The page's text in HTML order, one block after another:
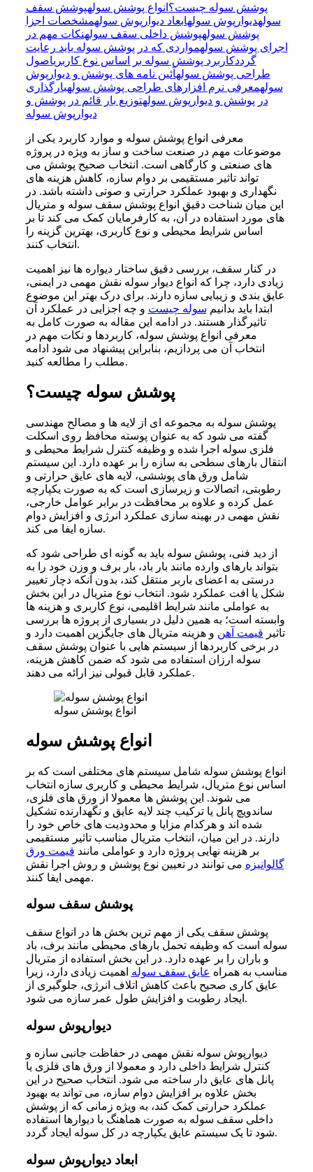
پوشش سوله چیست؟ انواع پوشش سولهپوشش سقف
سولهدیوارپوش سولهابعاد دیوارپوش سولهمشخصات اجزا
پوشش سولهپوشش داخلی سقف سولهنکات مهم در
اجرای پوشش سولهمواردی که در پوشش سوله باید رعایت
گرددکاربرد پوشش سوله بر اساس نوع کاربریاصول
طراحی پوشش سولهآئین نامه های پوشش و دیوارپوش
سولهمعرفی نرم افزارهای طراحی پوشش سولهبارگذاری
در پوشش و دیوارپوش سولهتوزیع بار قائم در پوشش و
دیوارپوش سوله
معرفی انواع پوشش سوله و موارد کاربرد یکی از
موضوعات مهم در صنعت ساخت و ساز به ویژه در پروژه
های صنعتی و کارگاهی است. انتخاب صحیح پوشش می
تواند تاثیر مستقیمی بر دوام سازه، کاهش هزینه های
نگهداری و بهبود عملکرد حرارتی و صوتی داشته باشد. در
این میان شناخت دقیق انواع پوشش سقف سوله و متریال
های مورد استفاده در آن، به کارفرمایان کمک می کند تا بر
اساس شرایط محیطی و نوع کاربری، بهترین گزینه را
انتخاب کنند.
در کنار سقف، بررسی دقیق ساختار دیواره ها نیز اهمیت
زیادی دارد، چرا که انواع دیوار سوله نقش مهمی در ایمنی،
عایق بندی و زیبایی سازه دارند. برای درک بهتر این موضوع
ابتدا باید بدانیم سوله چیست و چه اجزایی در عملکرد آن
تاثیرگذار هستند. در ادامه این مقاله به صورت کامل به
معرفی انواع پوشش سوله، کاربردها و نکات مهم در
انتخاب آن می پردازیم، بنابراین پیشنهاد می شود ادامه
مطلب را مطالعه کنید.
پوشش سوله چیست؟
پوشش سوله به مجموعه ای از لایه ها و مصالح مهندسی
گفته می شود که به عنوان پوسته محافظ روی اسکلت
فلزی سوله اجرا شده و وظیفه کنترل شرایط محیطی و
انتقال بارهای سطحی به سازه را بر عهده دارد. این سیستم
شامل ورق های پوششی، لایه های عایق حرارتی و
رطوبتی، اتصالات و زیرسازی است که به صورت یکپارچه
عمل کرده و علاوه بر محافظت در برابر عوامل خارجی،
نقش مهمی در بهینه سازی عملکرد انرژی و افزایش دوام
سازه ایفا می کند.
از دید فنی، پوشش سوله باید به گونه ای طراحی شود که
بتواند بارهای وارده مانند بار باد، بار برف و وزن خود را به
درستی به اعضای باربر منتقل کند، بدون آنکه دچار تغییر
شکل یا افت عملکرد شود. انتخاب نوع متریال در این بخش
به عواملی مانند شرایط اقلیمی، نوع کاربری و هزینه ها
وابسته است؛ به همین دلیل در بسیاری از پروژه ها بررسی
تاثیر قیمت آهن و هزینه متریال های جایگزین اهمیت دارد و
در برخی کاربردها از سیستم هایی با عنوان پوشش سقف
سوله ارزان استفاده می شود که ضمن کاهش هزینه،
عملکرد قابل قبولی نیز ارائه می دهند.
انواع پوشش سوله
انواع پوشش سوله
انواع پوشش سوله شامل سیستم های مختلفی است که بر
اساس نوع متریال، شرایط محیطی و کاربری سازه انتخاب
می شوند. این پوشش ها معمولا از ورق های فلزی،
ساندویچ پانل یا ترکیب چند لایه عایق و نگهدارنده تشکیل
شده اند و هرکدام مزایا و محدودیت های خاص خود را
دارند. در این میان، انتخاب متریال مناسب تاثیر مستقیمی
بر هزینه نهایی پروژه دارد و عواملی مانند قیمت ورق
گالوانیزه می توانند در تعیین نوع پوشش و روش اجرا نقش
مهمی ایفا کنند.
پوشش سقف سوله
پوشش سقف یکی از مهم ترین بخش ها در انواع سقف
سوله است که وظیفه تحمل بارهای محیطی مانند برف، باد
و باران را بر عهده دارد. در این بخش استفاده از متریال
مناسب به همراه عایق سقف سوله اهمیت زیادی دارد، زیرا
عایق کاری صحیح باعث کاهش اتلاف انرژی، جلوگیری از
ایجاد رطوبت و افزایش طول عمر سازه می شود.
دیوارپوش سوله
دیوارپوش سوله نقش مهمی در حفاظت جانبی سازه و
کنترل شرایط داخلی دارد و معمولا از ورق های فلزی یا
پانل های عایق دار ساخته می شود. انتخاب صحیح در این
بخش علاوه بر افزایش دوام سازه، می تواند به بهبود
عملکرد حرارتی کمک کند، به ویژه زمانی که از پوشش
داخلی سقف سوله به صورت هماهنگ با دیوارها استفاده
شود تا یک سیستم عایق یکپارچه در کل سوله ایجاد گردد.
ابعاد دیوارپوش سوله